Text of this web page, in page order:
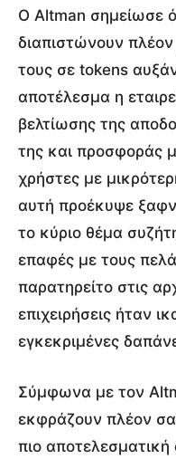
Ο Altman σημείωσε
διαπιστώνουν
τους σε tokens
αποτέλεσμα η
βελτίωσης της
της και προσφοράς
χρήστες με
αυτή προέκυψε
το κύριο θέμα
επαφές με τους
παρατηρείτο στις
επιχειρήσεις ήταν
εγκεκριμένες
Σύμφωνα με τον
εκφράζουν πλέον
πιο